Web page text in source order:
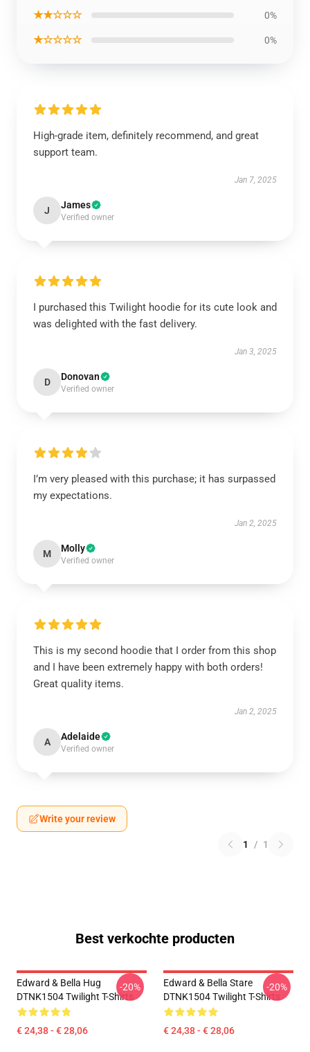
★★☆☆☆ 0%
★☆☆☆☆ 0%
High-grade item, definitely recommend, and great
support team.
Jan 7, 2025
J James
Verified owner
I purchased this Twilight hoodie for its cute look and
was delighted with the fast delivery.
Jan 3, 2025
D Donovan
Verified owner
I’m very pleased with this purchase; it has surpassed
my expectations.
Jan 2, 2025
M Molly
Verified owner
This is my second hoodie that I order from this shop
and I have been extremely happy with both orders!
Great quality items.
Jan 2, 2025
A Adelaide
Verified owner
Write your review
1 / 1
Best verkochte producten
Edward & Bella Hug
DTNK1504 Twilight T-Shirts
€ 24,38 - € 28,06
-20%
Edward & Bella Stare
DTNK1504 Twilight T-Shirts
€ 24,38 - € 28,06
-20%